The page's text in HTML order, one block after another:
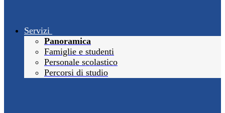
Servizi
Panoramica
Famiglie e studenti
Personale scolastico
Percorsi di studio